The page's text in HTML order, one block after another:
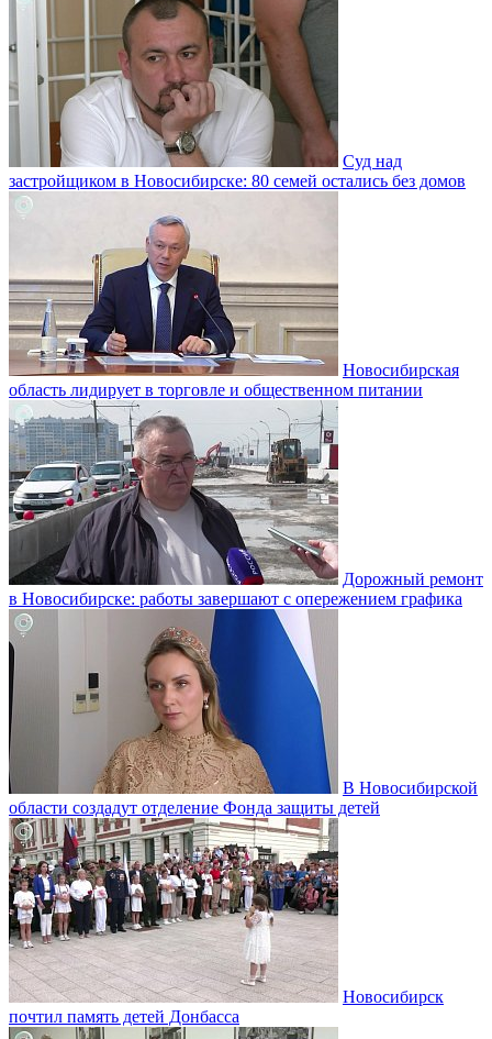
Суд над
застройщиком в Новосибирске: 80 семей остались без домов
Новосибирская
область лидирует в торговле и общественном питании
Дорожный ремонт
в Новосибирске: работы завершают с опережением графика
В Новосибирской
области создадут отделение Фонда защиты детей
Новосибирск
почтил память детей Донбасса